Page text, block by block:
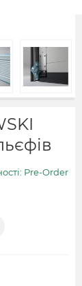
Pre-Order